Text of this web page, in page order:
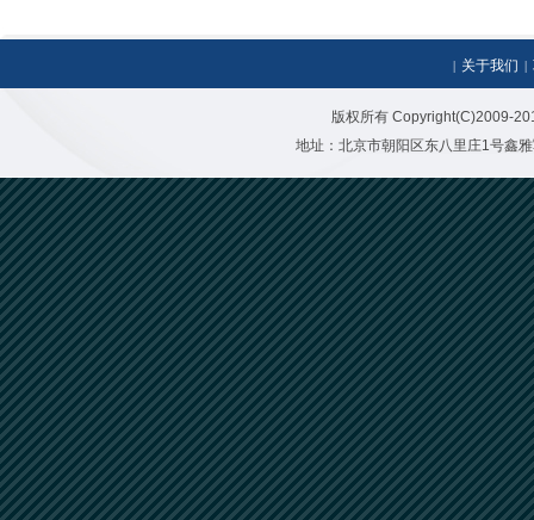
| 关于我们 |
版权所有 Copyright(C)2009-
地址：北京市朝阳区东八里庄1号鑫